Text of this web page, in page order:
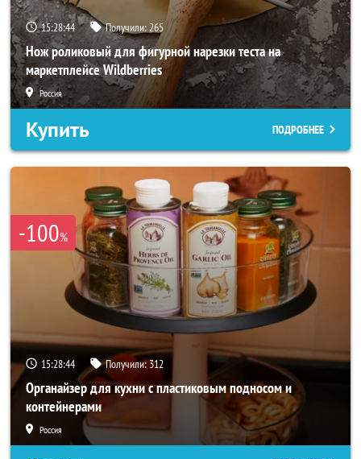
15:28:42 Получили:265
Нож роликовый для фигурной нарезки теста на
маркетплейсе Wildberries
Россия
Купить ПОДРОБНЕЕ
-100%
15:28:42 Получили:312
Органайзер для кухни с пластиковым подносом и
контейнерами
Россия